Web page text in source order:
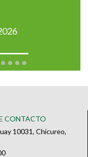
CONTACTO
10031, Chicureo,